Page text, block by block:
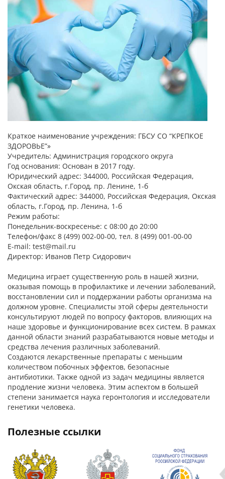
Краткое наименование учреждения: ГБСУ СО “КРЕПКОЕ
ЗДОРОВЬЕ”»
Учредитель: Администрация городского округа
Год основания: Основан в 2017 году.
Юридический адрес: 344000, Российская Федерация,
Окская область, г.Город, пр. Ленине, 1-б
Фактический адрес: 344000, Российская Федерация, Окская
область, г.Город, пр. Ленина, 1-б
Режим работы:
Понедельник-воскресенье: с 08:00 до 20:00
Телефон/факс 8 (499) 002-00-00, тел. 8 (499) 001-00-00
E-mail: test@mail.ru
Директор: Иванов Петр Сидорович
Медицина играет существенную роль в нашей жизни,
оказывая помощь в профилактике и лечении заболеваний,
восстановлении сил и поддержании работы организма на
должном уровне. Специалисты этой сферы деятельности
консультируют людей по вопросу факторов, влияющих на
наше здоровье и функционирование всех систем. В рамках
данной области знаний разрабатываются новые методы и
средства лечения различных заболеваний.
Создаются лекарственные препараты с меньшим
количеством побочных эффектов, безопасные
антибиотики. Также одной из задач медицины является
продление жизни человека. Этим аспектом в большей
степени занимается наука геронтология и исследователи
генетики человека.
полезные ссылки